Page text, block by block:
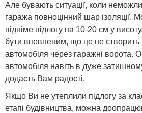
Але бувають ситуації, коли
гаража повноцінний шар ізоляції.
підніме підлогу на 10-20 см у
бути впевненим, що це не створить
автомобіля через гаражні ворота.
автомобіля навіть в дуже
додасть Вам радості.
Якщо Ви не утеплили підлогу за
етапі будівництва, можна